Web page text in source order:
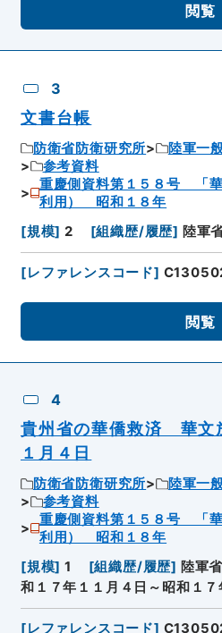
閲覧
3
文書台帳
防衛省防衛研究所 陸軍一
参考資料
重慶側資料第１５８号 「
利用） 昭和１８年
[規模] 2 [組織歴/履歴] 陸軍
[レファレンスコード]
閲覧
4
貴州省の華僑救済 華文
１月４日
防衛省防衛研究所 陸軍一
参考資料
重慶側資料第１５８号 「
利用） 昭和１８年
[規模] 1 [組織歴/履歴] 陸軍省
和１７年１１月４日～昭和１７
[レファレンスコード]